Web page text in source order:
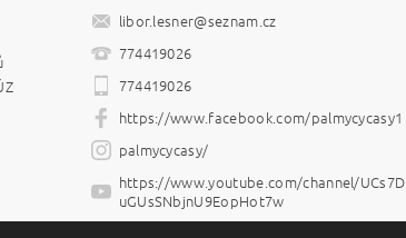
libor.lesner@seznam.cz
774419026
774419026
https://www.facebook.com/palmycycasy1
palmycycasy/
https://www.youtube.com/channel/UCs7D
uGUsSNbjnU9EopHot7w